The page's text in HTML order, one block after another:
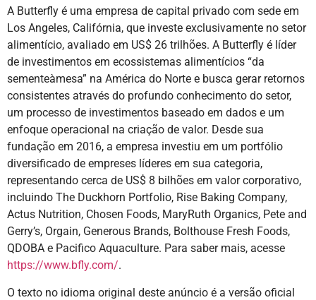
A Butterfly é uma empresa de capital privado com sede em
Los Angeles, Califórnia, que investe exclusivamente no setor
alimentício, avaliado em US$ 26 trilhões. A Butterfly é líder
de investimentos em ecossistemas alimentícios “da
sementeàmesa” na América do Norte e busca gerar retornos
consistentes através do profundo conhecimento do setor,
um processo de investimentos baseado em dados e um
enfoque operacional na criação de valor. Desde sua
fundação em 2016, a empresa investiu em um portfólio
diversificado de empreses líderes em sua categoria,
representando cerca de US$ 8 bilhões em valor corporativo,
incluindo The Duckhorn Portfolio, Rise Baking Company,
Actus Nutrition, Chosen Foods, MaryRuth Organics, Pete and
Gerry’s, Orgain, Generous Brands, Bolthouse Fresh Foods,
QDOBA e Pacifico Aquaculture. Para saber mais, acesse
https://www.bfly.com/.
O texto no idioma original deste anúncio é a versão oficial